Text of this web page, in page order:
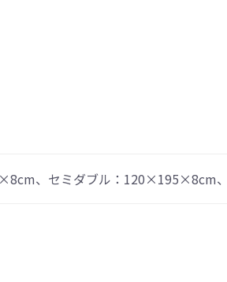
、セミダブル：120×195×8cm